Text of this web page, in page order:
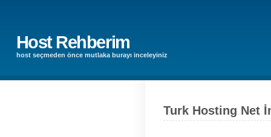
Host Rehberim
host seçmeden önce mutlaka burayı inceleyiniz
Turk Hosting Net